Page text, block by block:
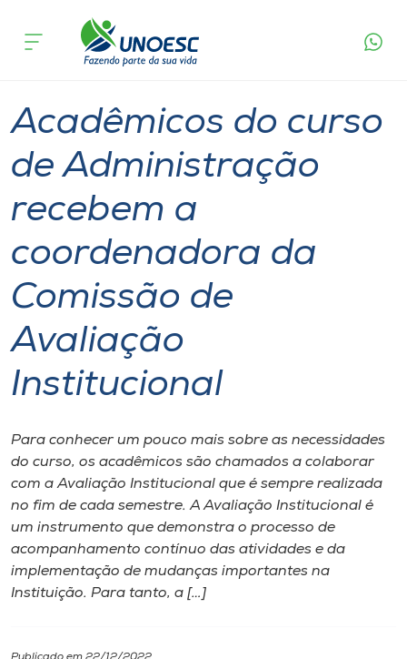
Cursos
Pesquisa
Atendimento ao Estudante
Portal de Ensino
Unoesc
Internacionalização
I.nova
Diplomados
Cultura
acontece
Institucional
Acadêmicos do curso
de Administração
recebem a
coordenadora da
Comissão de
Avaliação
Institucional
Para conhecer um pouco mais sobre as necessidades
do curso, os acadêmicos são chamados a colaborar
com a Avaliação Institucional que é sempre realizada
no fim de cada semestre. A Avaliação Institucional é
um instrumento que demonstra o processo de
acompanhamento contínuo das atividades e da
implementação de mudanças importantes na
Instituição. Para tanto, a […]